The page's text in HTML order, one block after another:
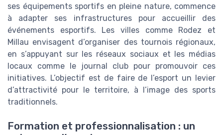
ses équipements sportifs en pleine nature, commence
à adapter ses infrastructures pour accueillir des
événements esportifs. Les villes comme Rodez et
Millau envisagent d’organiser des tournois régionaux,
en s’appuyant sur les réseaux sociaux et les médias
locaux comme le journal club pour promouvoir ces
initiatives. L’objectif est de faire de l’esport un levier
d’attractivité pour le territoire, à l’image des sports
traditionnels.
Formation et professionnalisation : un